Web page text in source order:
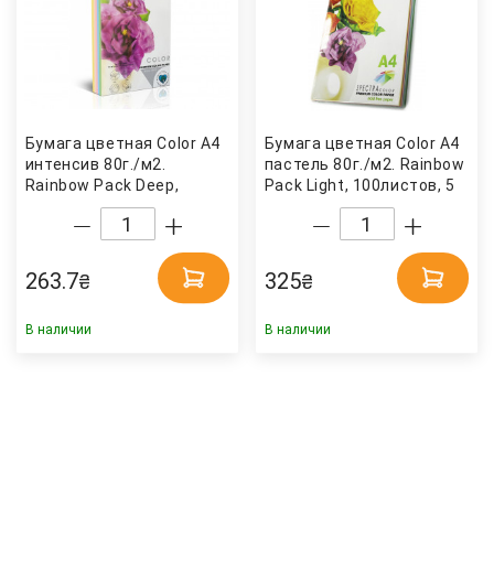
Бумага цветная Color A4
интенсив 80г./м2.
Rainbow Pack Deep,
100листов, 5 цветов
Spectra Color
263.7₴
В наличии
Бумага цветная Color A4
пастель 80г./м2. Rainbow
Pack Light, 100листов, 5
цветов Spectra Color
325₴
В наличии